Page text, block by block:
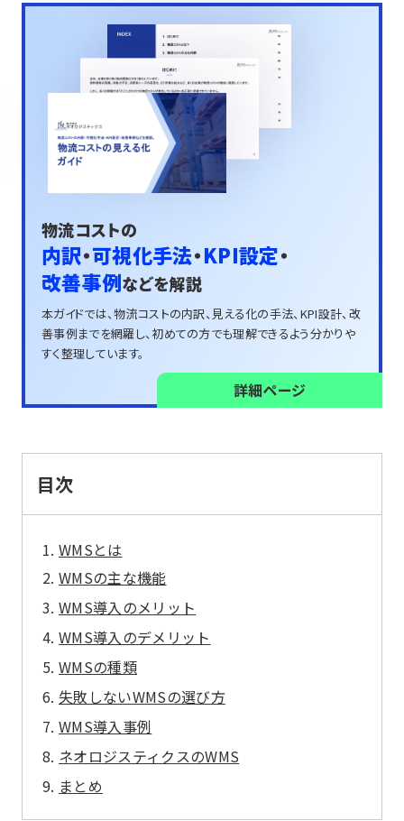
物流コストの
内訳・可視化手法・KPI設定・
改善事例などを解説
本ガイドでは、物流コストの内訳、見える化の手法、 KPI設計、改
善事例までを網羅し、 初めての方でも理解できるよう分かりや
すく整理しています。
詳細ページ
目次
WMSとは
WMSの主な機能
WMS導入のメリット
WMS導入のデメリット
WMSの種類
失敗しないWMSの選び方
WMS導入事例
ネオロジスティクスのWMS
まとめ